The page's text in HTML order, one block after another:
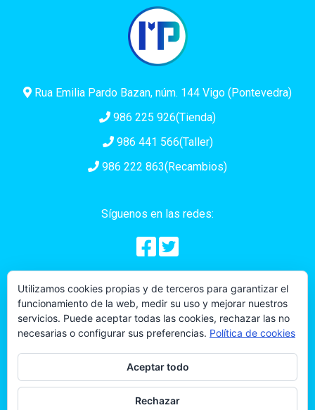
Rua Emilia Pardo Bazan, núm. 144 Vigo (Pontevedra)
986 225 926(Tienda)
986 441 566(Taller)
986 222 863(Recambios)
Síguenos en las redes:
Lunes a Viernes
09:00h. - 18:00h.(Ininterrumpido)
Utilizamos cookies propias y de terceros para garantizar el
funcionamiento de la web, medir su uso y mejorar nuestros
servicios. Puede aceptar todas las cookies, rechazar las no
necesarias o configurar sus preferencias. Política de cookies
Aceptar todo
Rechazar